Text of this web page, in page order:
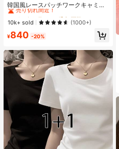
韓国風レースパッチワークキャミソ
ールタンクトップ、Y2Kエステティ
ック、ストリートウェアカジュアル
サマー
売り切れ間近！
#1 ベストセラー
売り切れ間近！
#1 ベストセラー
売り切れ間近！
#1 ベストセラー
売り切れ間近！
10k+ sold (1000+)
¥840 -20%